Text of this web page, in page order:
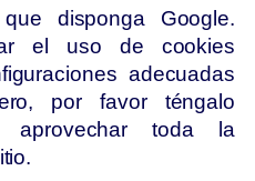
disponga Google.
el uso de cookies
adecuadas
por favor téngalo
aprovechar toda la